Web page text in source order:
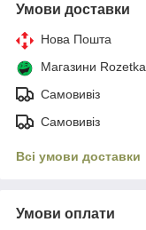
Умови доставки
Нова Пошта
Магазини Rozetka
Самовивіз
Самовивіз
Всі умови доставки
Умови оплати